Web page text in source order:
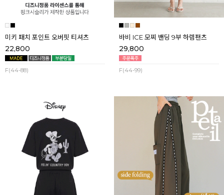
미키 패치 포인트 오버핏 티셔츠
22,800
F(44-88)
바비 ICE 모찌 밴딩 9부 하렘팬츠
29,800
F(44-99)